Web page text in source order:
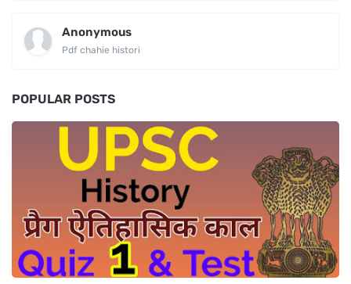
Anonymous
Pdf chahie histori
POPULAR POSTS